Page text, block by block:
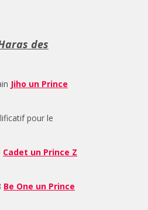
des
Jiho un Prince
pour le
Cadet un Prince Z
Be One un Prince